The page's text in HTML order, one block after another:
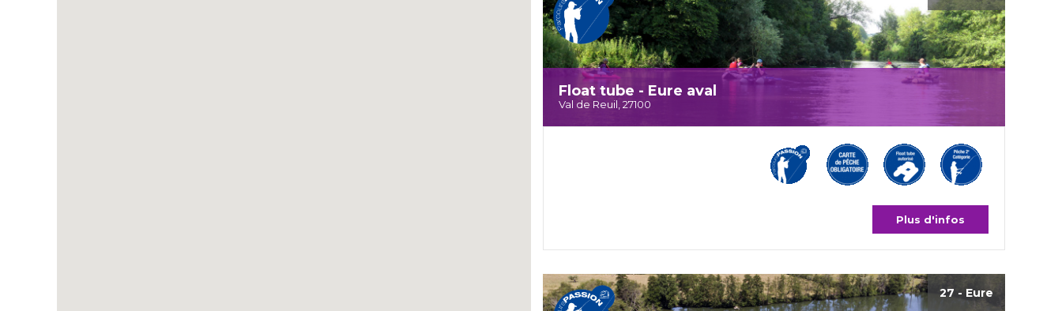
Float tube - Eure aval
Val de Reuil, 27100
Plus d'infos
27 - Eure